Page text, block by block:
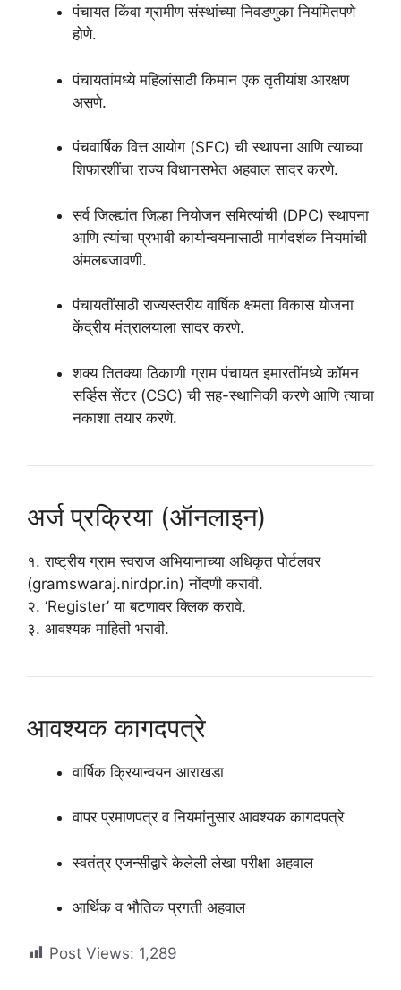
पंचायत किंवा ग्रामीण संस्थांच्या निवडणुका नियमितपणे
होणे.
पंचायतांमध्ये महिलांसाठी किमान एक तृतीयांश आरक्षण
असणे.
पंचवार्षिक वित्त आयोग (SFC) ची स्थापना आणि त्याच्या
शिफारशींचा राज्य विधानसभेत अहवाल सादर करणे.
सर्व जिल्ह्यांत जिल्हा नियोजन समित्यांची (DPC) स्थापना
आणि त्यांचा प्रभावी कार्यान्वयनासाठी मार्गदर्शक नियमांची
अंमलबजावणी.
पंचायतींसाठी राज्यस्तरीय वार्षिक क्षमता विकास योजना
केंद्रीय मंत्रालयाला सादर करणे.
शक्य तितक्या ठिकाणी ग्राम पंचायत इमारतींमध्ये कॉमन
सर्व्हिस सेंटर (CSC) ची सह-स्थानिकी करणे आणि त्याचा
नकाशा तयार करणे.
अर्ज प्रक्रिया (ऑनलाइन)
१. राष्ट्रीय ग्राम स्वराज अभियानाच्या अधिकृत पोर्टलवर
(gramswaraj.nirdpr.in) नोंदणी करावी.
२. ‘Register’ या बटणावर क्लिक करावे.
३. आवश्यक माहिती भरावी.
आवश्यक कागदपत्रे
वार्षिक क्रियान्वयन आराखडा
वापर प्रमाणपत्र व नियमांनुसार आवश्यक कागदपत्रे
स्वतंत्र एजन्सीद्वारे केलेली लेखा परीक्षा अहवाल
आर्थिक व भौतिक प्रगती अहवाल
Post Views: 1,289